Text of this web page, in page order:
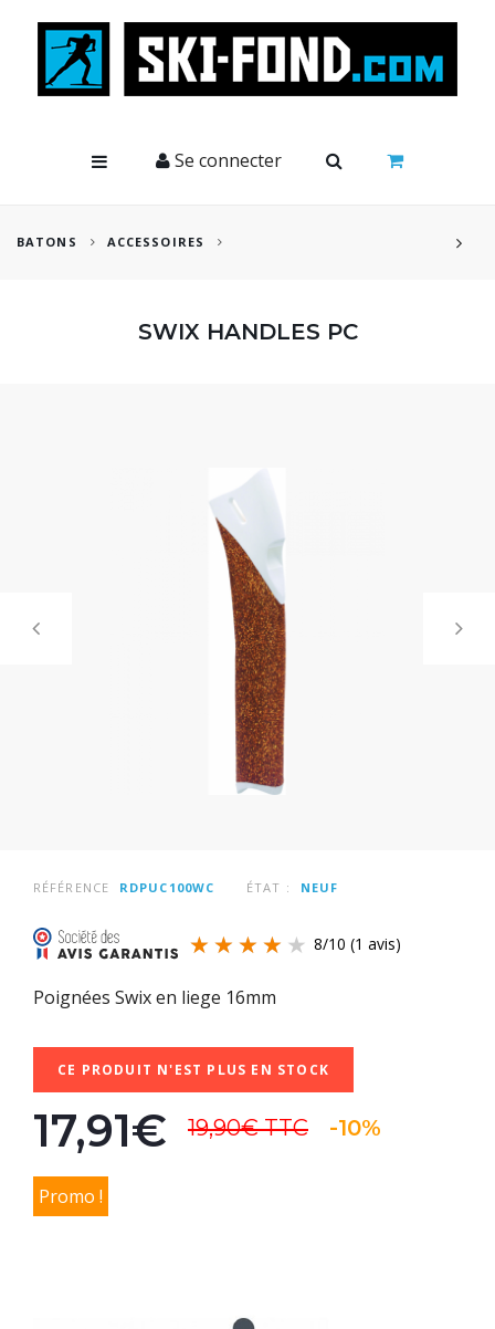
Se connecter
BATONS ACCESSOIRES
RÉFÉRENCE RDPUC100WC ÉTAT : NEUF
SWIX HANDLES PC
8/ 10 (1 avis)
Poignées Swix en liege 16mm
CE PRODUIT N'EST PLUS EN STOCK
17,91€ 19,90€TTC -10%
Promo !